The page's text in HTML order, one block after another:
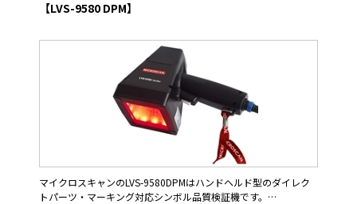
【LVS-9580 DPM】
マイクロスキャンのLVS-9580DPMはハンドヘルド型のダイレク
トパーツ・マーキング対応シンボル品質検証機です。